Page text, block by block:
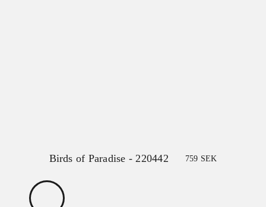
Birds of Paradise - 220442 759 SEK